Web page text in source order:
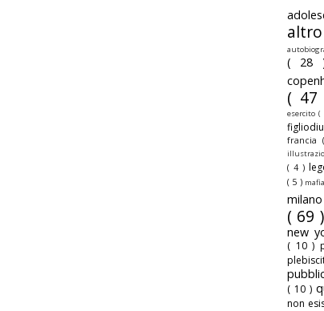
altro
( 28
( 47
esercito(
francia
( 4 )
( 5 ) mafia
( 69 )
new
( 10 )
( 10 )
non